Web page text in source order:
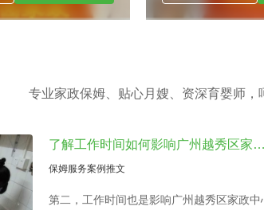
专业家政保姆、贴心月嫂、资深育婴师，
了解工作时间如何影响广州越秀区家政中心查询电话价格表及服务质量
保姆服务案例推文
第二，工作时间也是影响广州越秀区家政